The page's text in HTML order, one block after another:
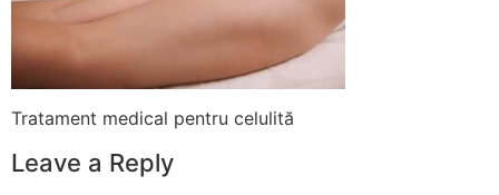
Tratament medical pentru celulită
Leave a Reply